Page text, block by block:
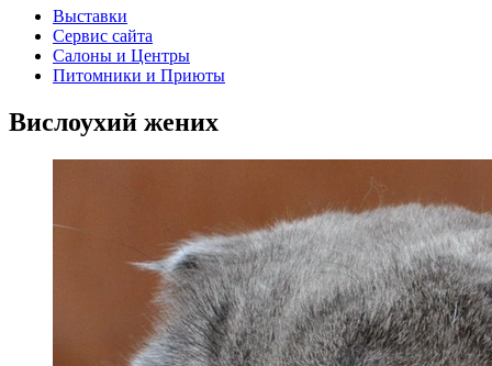
Выставки
Сервис сайта
Салоны и Центры
Питомники и Приюты
Вислоухий жених